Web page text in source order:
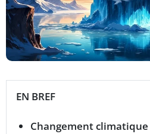
EN BREF
Changement climatique